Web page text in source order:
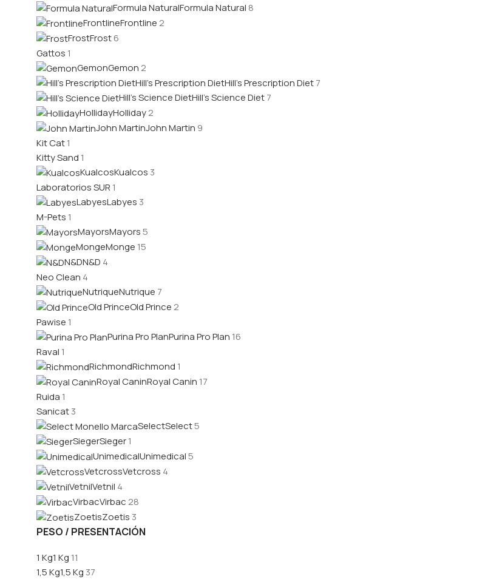
Formula NaturalFormula Natural 8
FrontlineFrontline 2
FrostFrost6
Gattos 1
GemonGemon 2
Hill's Prescription DietHill's Prescription Diet7
Hill's Science DietHill's Science Diet7
HollidayHolliday2
John MartinJohn Martin 9
Kit Cat1
Kitty Sand 1
KualcosKualcos 3
Laboratorios SUR 1
LabyesLabyes 3
M-Pets 1
MayorsMayors5
MongeMonge 15
N&DN&D 4
Neo Clean 4
NutriqueNutrique 7
Old PrinceOld Prince 2
Pawise 1
Purina Pro PlanPurina Pro Plan 16
Raval 1
RichmondRichmond 1
Royal CaninRoyal Canin 17
Ruida 1
Sanicat3
SelectSelect5
SiegerSieger1
UnimedicalUnimedical5
VetcrossVetcross 4
VetnilVetnil 4
VirbacVirbac 28
ZoetisZoetis 3
PESO / PRESENTACIÓN
1 Kg1 Kg 11
1,5 Kg1,5 Kg 37